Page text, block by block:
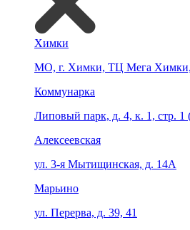
Химки
МО, г. Химки, ТЦ Мега
Коммунарка
Липовый парк, д. 4, к. 1, стр. 1
Алексеевская
ул. 3-я Мытищинская, д. 14А
Марьино
ул. Перерва, д. 39, 41